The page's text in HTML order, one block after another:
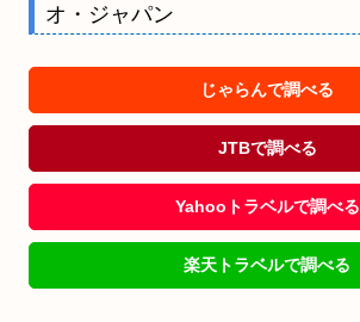
オ・ジャパン
じゃらんで調べる
JTBで調べる
Yahooトラベルで調べる
楽天トラベルで調べる